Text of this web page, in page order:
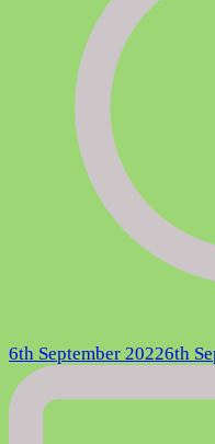
6th September 20226th